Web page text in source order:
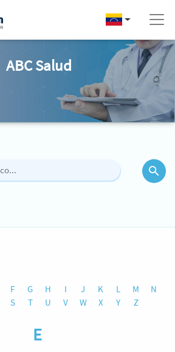
ABC Salud
F G H I J K L M
N
S T U V W X Y Z
E